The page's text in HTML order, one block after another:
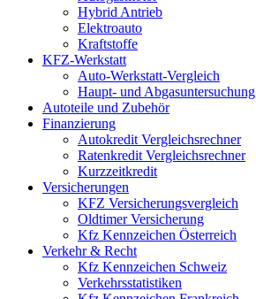
Hybrid Antrieb
Elektroauto
Kraftstoffe
KFZ-Werkstatt
Auto-Werkstatt-Vergleich
Haupt- und Abgasuntersuchung
Autoteile und Zubehör
Finanzierung
Autokredit Vergleichsrechner
Ratenkredit Vergleichsrechner
Kurzzeitkredit
Versicherungen
KFZ Versicherungsvergleich
Oldtimer Versicherung
Kfz Kennzeichen Österreich
Verkehr & Recht
Kfz Kennzeichen Schweiz
Verkehrsstatistiken